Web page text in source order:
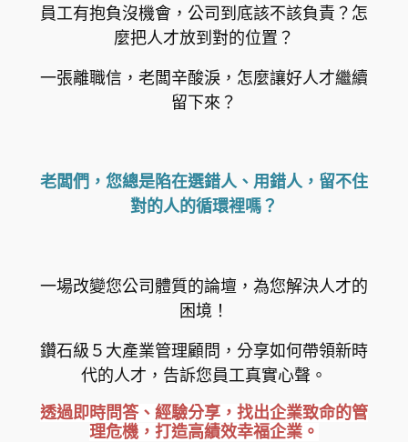
員工有抱負沒機會，公司到底該不該負責？怎
麼把人才放到對的位置？
一張離職信，老闆辛酸淚，怎麼讓好人才繼續
留下來？
老闆們，您總是陷在選錯人、用錯人，留不住
對的人的循環裡嗎？
一場改變您公司體質的論壇，為您解決人才的
困境！
鑽石級５大產業管理顧問，分享如何帶領新時
代的人才，告訴您員工真實心聲。
透過即時問答、經驗分享，找出企業致命的管
理危機，打造高績效幸福企業。